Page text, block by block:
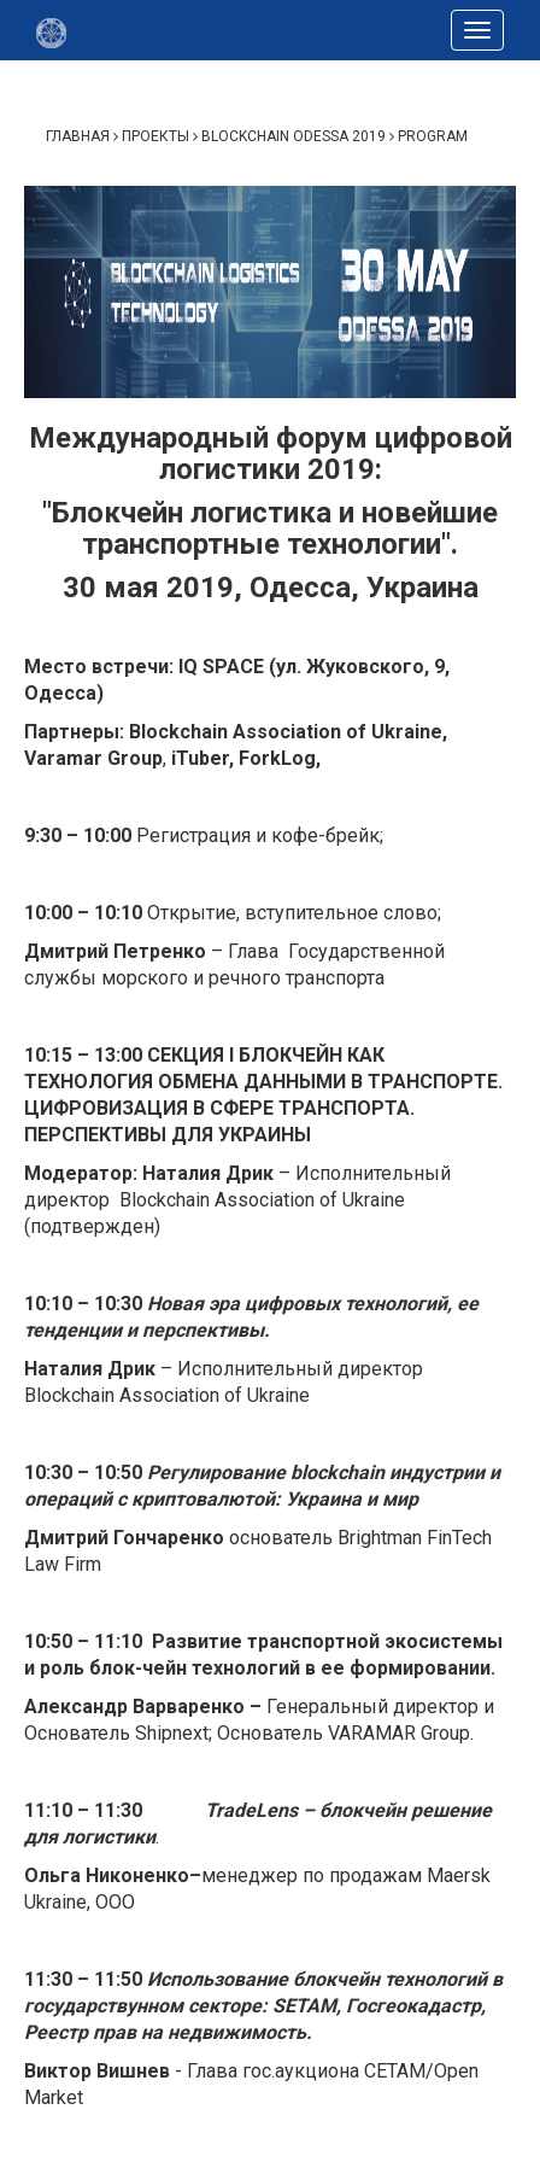
Toggle
ГЛАВНАЯ ПРОЕКТЫ BLOCKCHAIN ODESSA 2019 PROGRAM
Международный форум цифровой
логистики 2019:
"Блокчейн логистика и новейшие
транспортные технологии".
30 мая 2019, Одесса, Украина
Место встречи: IQ SPACE (ул. Жуковского, 9,
Одесса)
Партнеры: Blockchain Association of Ukraine,
Varamar Group, iTuber, ForkLog,
9:30 – 10:00 Регистрация и кофе-брейк;
10:00 – 10:10 Открытие, вступительное слово;
Дмитрий Петренко – Глава Государственной
службы морского и речного транспорта
10:15 – 13:00 СЕКЦИЯ I БЛОКЧЕЙН КАК
ТЕХНОЛОГИЯ ОБМЕНА ДАННЫМИ В ТРАНСПОРТЕ.
ЦИФРОВИЗАЦИЯ В СФЕРЕ ТРАНСПОРТА.
ПЕРСПЕКТИВЫ ДЛЯ УКРАИНЫ
Модератор: Наталия Дрик – Исполнительный
директор Blockchain Association of Ukraine
(подтвержден)
10:10 – 10:30 Новая эра цифровых технологий, ее
тенденции и перспективы.
Наталия Дрик – Исполнительный директор
Blockchain Association of Ukraine
10:30 – 10:50 Регулирование blockchain индустрии и
операций с криптовалютой: Украина и мир
Дмитрий Гончаренко основатель Brightman FinTech
Law Firm
10:50 – 11:10 Развитие транспортной экосистемы
и роль блок-чейн технологий в ее формировании.
Александр Варваренко – Генеральный директор и
Основатель Shipnext; Основатель VARAMAR Group.
11:10 – 11:30
TradeLens – блокчейн решение
для логистики.
Ольга Никоненко–менеджер по продажам Maersk
Ukraine, ООО
11:30 – 11:50 Использование блокчейн технологий в
государствунном секторе: SETAM, Госгеокадастр,
Реестр прав на недвижимость.
Виктор Вишнев - Глава гос.аукциона СЕТАМ/Open
Market